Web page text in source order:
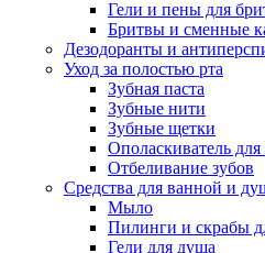
Гели и пены для
Бритвы и сменные
Дезодоранты и
Уход за полостью рта
Зубная паста
Зубные нити
Зубные щетки
Ополаскиватель для
Отбеливание зубов
Средства для ванной и
Мыло
Пилинги и скрабы
Гели для душа